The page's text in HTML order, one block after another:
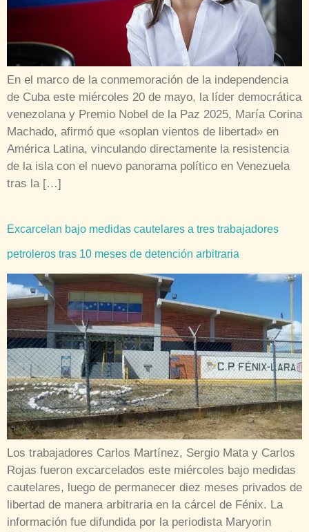
En el marco de la conmemoración de la independencia
de Cuba este miércoles 20 de mayo, la líder democrática
venezolana y Premio Nobel de la Paz 2025, María Corina
Machado, afirmó que «soplan vientos de libertad» en
América Latina, vinculando directamente la resistencia
de la isla con el nuevo panorama político en Venezuela
tras la […]
Excarcelan bajo medidas cautelares a tres trabajadores
petroleros tras 10 meses de detención arbitraria
Los trabajadores Carlos Martínez, Sergio Mata y Carlos
Rojas fueron excarcelados este miércoles bajo medidas
cautelares, luego de permanecer diez meses privados de
libertad de manera arbitraria en la cárcel de Fénix. La
información fue difundida por la periodista Maryorin